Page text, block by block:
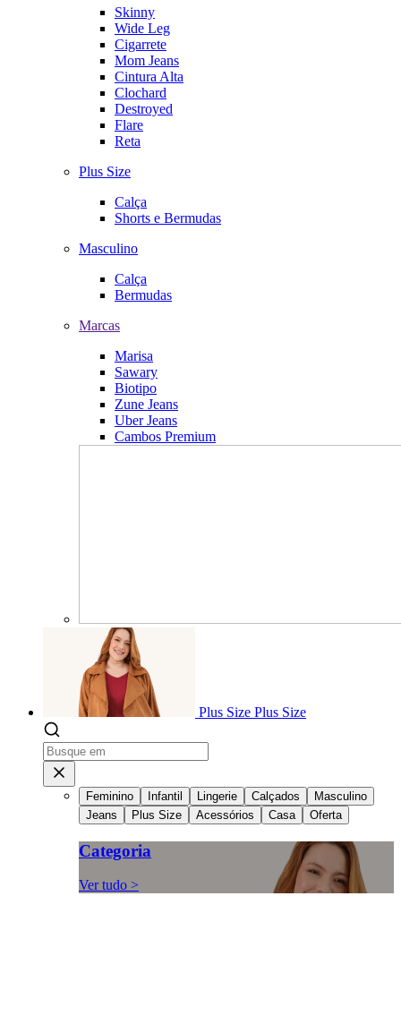
Skinny
Wide Leg
Cigarrete
Mom Jeans
Cintura Alta
Clochard
Destroyed
Flare
Reta
Plus Size
Calça
Shorts e Bermudas
Masculino
Calça
Bermudas
Marcas
Marisa
Sawary
Biotipo
Zune Jeans
Uber Jeans
Cambos Premium
Plus Size Plus Size
Feminino Infantil Lingerie Calçados
Masculino
Jeans
Plus Size Acessórios Casa Oferta
Categoria
Ver tudo >